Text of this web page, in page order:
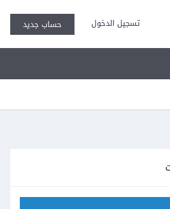
تسجيل الدخول حساب جديد